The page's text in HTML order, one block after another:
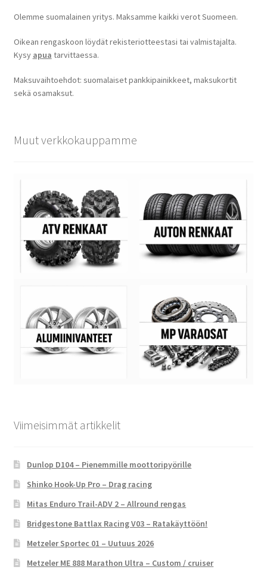
Olemme suomalainen yritys. Maksamme kaikki verot Suomeen.
Oikean rengaskoon löydät rekisteriotteestasi tai valmistajalta.
Kysy apua tarvittaessa.
Maksuvaihtoehdot: suomalaiset pankkipainikkeet, maksukortit
sekä osamaksut.
Muut verkkokauppamme
Viimeisimmät artikkelit
Dunlop D104 – Pienemmille moottoripyörille
Shinko Hook-Up Pro – Drag racing
Mitas Enduro Trail-ADV 2 – Allround rengas
Bridgestone Battlax Racing V03 – Ratakäyttöön!
Metzeler Sportec 01 – Uutuus 2026
Metzeler ME 888 Marathon Ultra – Custom / cruiser